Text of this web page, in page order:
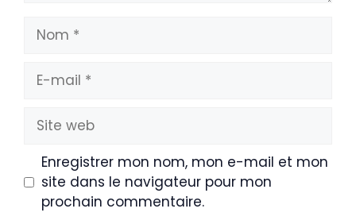
Nom
mail
Site
web
Enregistrer mon nom, mon e-mail et mon
site dans le navigateur pour mon
prochain commentaire.